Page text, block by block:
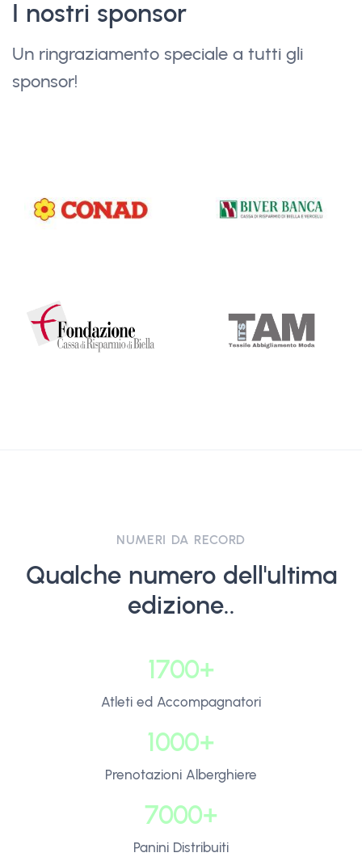
I nostri sponsor
Un ringraziamento speciale a tutti gli
sponsor!
NUMERI DA RECORD
Qualche numero dell'ultima
edizione..
1700+
Atleti ed Accompagnatori
1000+
Prenotazioni Alberghiere
7000+
Panini Distribuiti